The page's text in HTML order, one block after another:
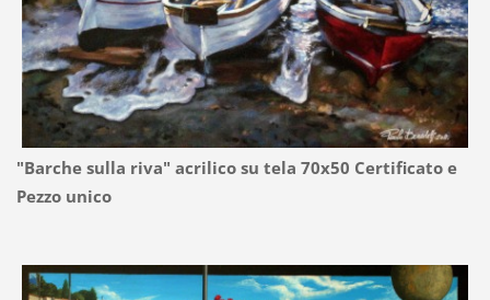
"Barche sulla riva" acrilico su tela 70x50 Certificato e
Pezzo unico